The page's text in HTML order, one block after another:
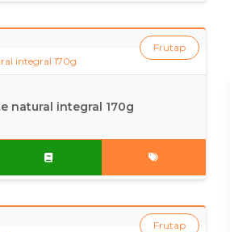
natural integral 170g
Frutap
Frutap